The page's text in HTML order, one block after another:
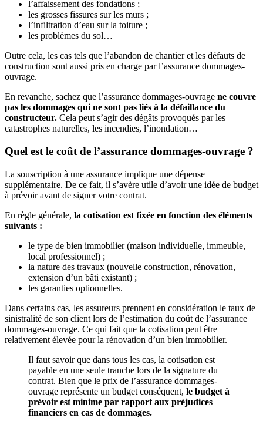
l’affaissement des fondations ;
les grosses fissures sur les murs ;
l’infiltration d’eau sur la toiture ;
les problèmes du sol…
Outre cela, les cas tels que l’abandon de chantier et les défauts de
construction sont aussi pris en charge par l’assurance dommages-
ouvrage.
En revanche, sachez que l’assurance dommages-ouvrage ne couvre
pas les dommages qui ne sont pas liés à la défaillance du
constructeur. Cela peut s’agir des dégâts provoqués par les
catastrophes naturelles, les incendies, l’inondation…
Quel est le coût de l’assurance dommages-ouvrage ?
La souscription à une assurance implique une dépense
supplémentaire. De ce fait, il s’avère utile d’avoir une idée de budget
à prévoir avant de signer votre contrat.
En règle générale, la cotisation est fixée en fonction des éléments
suivants :
le type de bien immobilier (maison individuelle, immeuble,
local professionnel) ;
la nature des travaux (nouvelle construction, rénovation,
extension d’un bâti existant) ;
les garanties optionnelles.
Dans certains cas, les assureurs prennent en considération le taux de
sinistralité de son client lors de l’estimation du coût de l’assurance
dommages-ouvrage. Ce qui fait que la cotisation peut être
relativement élevée pour la rénovation d’un bien immobilier.
Il faut savoir que dans tous les cas, la cotisation est
payable en une seule tranche lors de la signature du
contrat. Bien que le prix de l’assurance dommages-
ouvrage représente un budget conséquent, le budget à
prévoir est minime par rapport aux préjudices
financiers en cas de dommages.